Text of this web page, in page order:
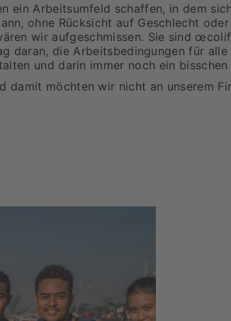
ein Arbeitsumfeld schaffen, in dem
ohne Rücksicht auf Geschlecht
wir aufgeschmissen. Sie sind
daran, die Arbeitsbedingungen für
und darin immer noch ein
damit möchten wir nicht an unserem